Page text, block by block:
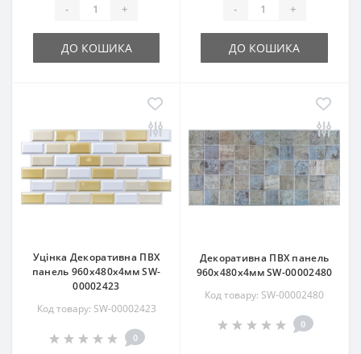
- +
ДО КОШИКА
- +
ДО КОШИКА
Уцінка Декоративна ПВХ
панель 960х480х4мм SW-
00002423
Код товару: SW-00002423
0
Декоративна ПВХ панель
960х480х4мм SW-00002480
Код товару: SW-00002480
0